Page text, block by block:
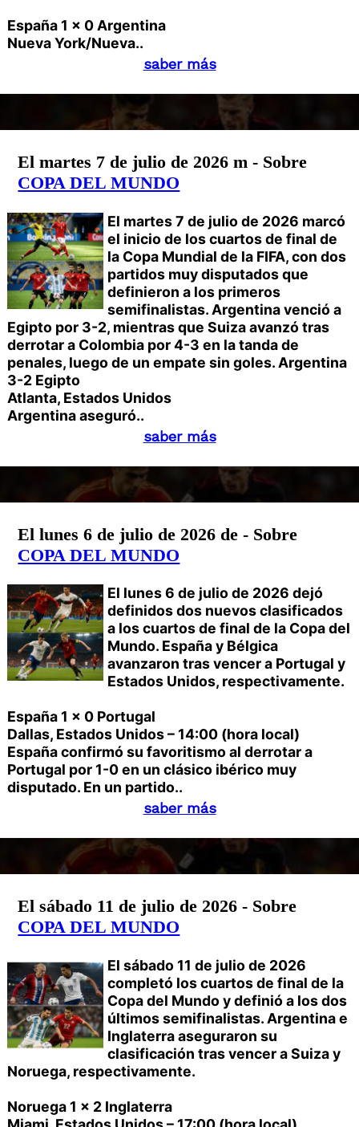
España 1 x 0 Argentina
Nueva York/Nueva..
saber más
El martes 7 de julio de 2026 m - Sobre
COPA DEL MUNDO
El martes 7 de julio de 2026 marcó
el inicio de los cuartos de final de
la Copa Mundial de la FIFA, con dos
partidos muy disputados que
definieron a los primeros
semifinalistas. Argentina venció a
Egipto por 3-2, mientras que Suiza avanzó tras
derrotar a Colombia por 4-3 en la tanda de
penales, luego de un empate sin goles. Argentina
3-2 Egipto
Atlanta, Estados Unidos
Argentina aseguró..
saber más
El lunes 6 de julio de 2026 de - Sobre
COPA DEL MUNDO
El lunes 6 de julio de 2026 dejó
definidos dos nuevos clasificados
a los cuartos de final de la Copa del
Mundo. España y Bélgica
avanzaron tras vencer a Portugal y
Estados Unidos, respectivamente.
España 1 x 0 Portugal
Dallas, Estados Unidos – 14:00 (hora local)
España confirmó su favoritismo al derrotar a
Portugal por 1-0 en un clásico ibérico muy
disputado. En un partido..
saber más
El sábado 11 de julio de 2026 - Sobre
COPA DEL MUNDO
El sábado 11 de julio de 2026
completó los cuartos de final de la
Copa del Mundo y definió a los dos
últimos semifinalistas. Argentina e
Inglaterra aseguraron su
clasificación tras vencer a Suiza y
Noruega, respectivamente.
Noruega 1 x 2 Inglaterra